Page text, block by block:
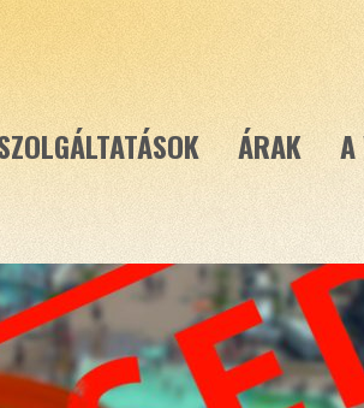
ÁRAK A